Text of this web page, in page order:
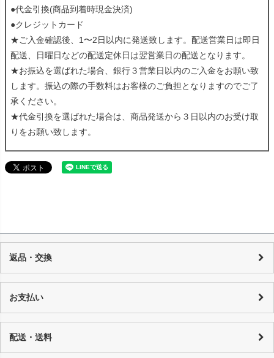
●代金引換(商品到着時現金決済)
●クレジットカード
★ご入金確認後、1〜2日以内に発送致します。配送営業日は即日
配送、日曜日などの配送定休日は翌営業日の配送となります。
★お振込を選ばれた場合、銀行３営業日以内のご入金をお願い致
します。振込の際の手数料はお客様のご負担となりますのでご了
承ください。
★代金引換を選ばれた場合は、商品発送から３日以内のお受け取
りをお願い致します。
返品・交換
当店の商品は店頭でも販売しており、また基本的に1点物のUSED品とな
り随時在庫の調整を行っておりますが、反映までの時間に若干の誤差が
ございませんが、何卒ご了承下さいます様お願い申し上げます。 商品の
っております。
お支払い
カード決済：一括払い・分割払い・リボ払い
代金引換：代引手数料はご購入金額によってことなります。
します。
配送・送料